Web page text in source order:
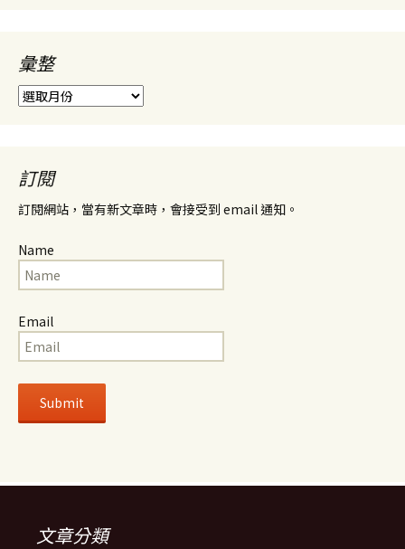
彙整
彙
整
訂閱
訂閱網站，當有新文章時，會接受到 email 通知。
Name
Email
文章分類